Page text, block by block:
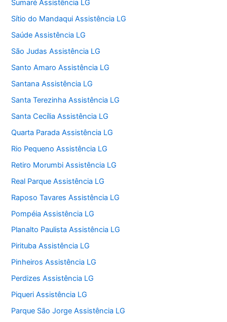
Sumaré Assistência LG
Sítio do Mandaqui Assistência LG
Saúde Assistência LG
São Judas Assistência LG
Santo Amaro Assistência LG
Santana Assistência LG
Santa Terezinha Assistência LG
Santa Cecília Assistência LG
Quarta Parada Assistência LG
Rio Pequeno Assistência LG
Retiro Morumbi Assistência LG
Real Parque Assistência LG
Raposo Tavares Assistência LG
Pompéia Assistência LG
Planalto Paulista Assistência LG
Pirituba Assistência LG
Pinheiros Assistência LG
Perdizes Assistência LG
Piqueri Assistência LG
Parque São Jorge Assistência LG